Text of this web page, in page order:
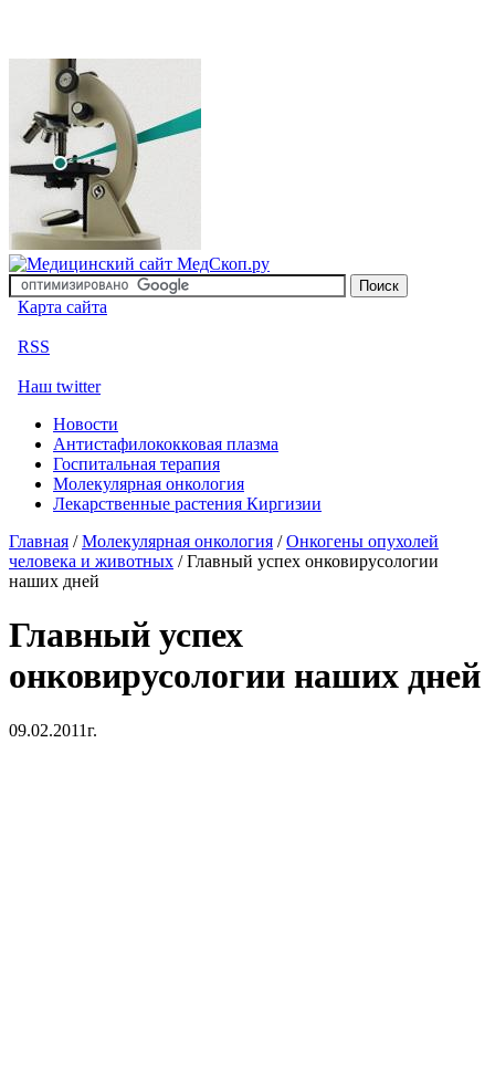
Карта сайта
RSS
Наш twitter
Новости
Антистафилококковая плазма
Госпитальная терапия
Молекулярная онкология
Лекарственные растения Киргизии
Главная /Молекулярная онкология /Онкогены опухолей
человека и животных /Главный успех онковирусологии
наших дней
Главный успех
онковирусологии наших дней
09.02.2011г.